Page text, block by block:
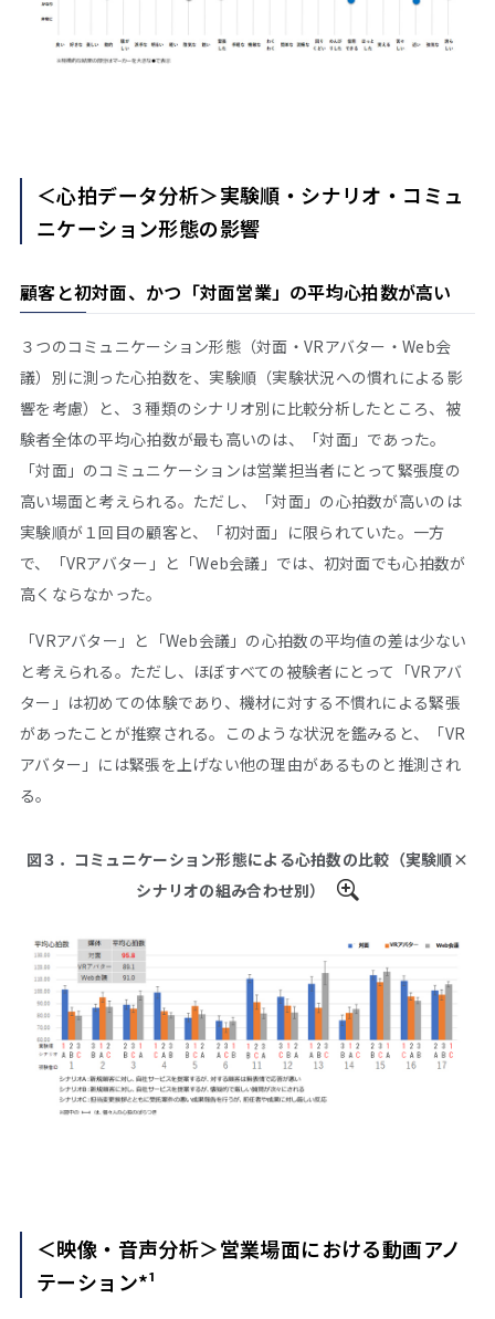
＜心拍データ分析＞実験順・シナリオ・コミュ
ニケーション形態の影響
顧客と初対面、かつ「対面営業」の平均心拍数が高い
３つのコミュニケーション形態（対面・VRアバター・Web会
議）別に測った心拍数を、実験順（実験状況への慣れによる影
響を考慮）と、３種類のシナリオ別に比較分析したところ、被
験者全体の平均心拍数が最も高いのは、「対面」であった。
「対面」のコミュニケーションは営業担当者にとって緊張度の
高い場面と考えられる。ただし、「対面」の心拍数が高いのは
実験順が１回目の顧客と、「初対面」に限られていた。一方
で、「VRアバター」と「Web会議」では、初対面でも心拍数が
高くならなかった。
「VRアバター」と「Web会議」の心拍数の平均値の差は少ない
と考えられる。ただし、ほぼすべての被験者にとって「VRアバ
ター」は初めての体験であり、機材に対する不慣れによる緊張
があったことが推察される。このような状況を鑑みると、「VR
アバター」には緊張を上げない他の理由があるものと推測され
る。
図３．コミュニケーション形態による心拍数の比較（実験順×
シナリオの組み合わせ別）
＜映像・音声分析＞営業場面における動画アノ
テーション*¹